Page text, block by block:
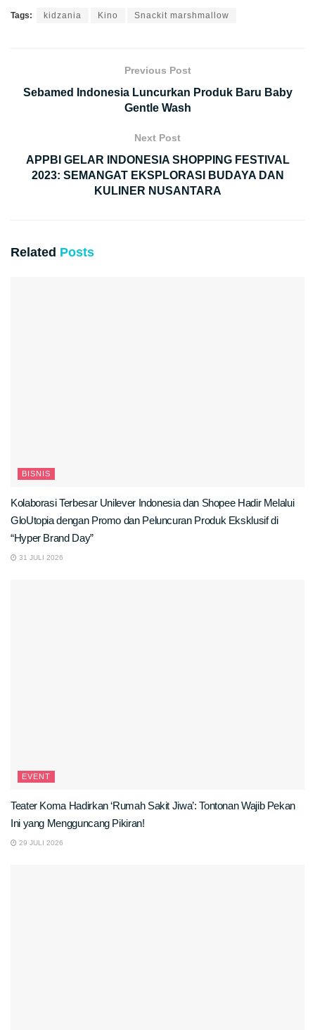
Tags: kidzania Kino Snackit marshmallow
Previous Post
Sebamed Indonesia Luncurkan Produk Baru Baby
Gentle Wash
Next Post
APPBI GELAR INDONESIA SHOPPING FESTIVAL
2023: SEMANGAT EKSPLORASI BUDAYA DAN
KULINER NUSANTARA
Related Posts
BISNIS
Kolaborasi Terbesar Unilever Indonesia dan Shopee Hadir Melalui
GloUtopia dengan Promo dan Peluncuran Produk Eksklusif di
“Hyper Brand Day”
31 JULI 2026
EVENT
Teater Koma Hadirkan ‘Rumah Sakit Jiwa’: Tontonan Wajib Pekan
Ini yang Mengguncang Pikiran!
29 JULI 2026